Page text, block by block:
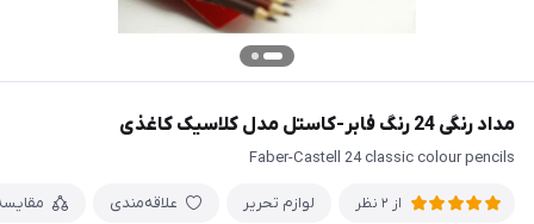
مداد رنگی 24 رنگ فابر-کاستل مدل کلاسیک کاغذی
Faber-Castell 24 classic colour pencils
از 2 نظر لوازم تحریر علاقه‌مندی